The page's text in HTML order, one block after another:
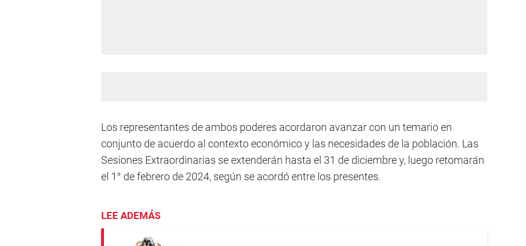
Los representantes de ambos poderes acordaron avanzar con un temario en
conjunto de acuerdo al contexto económico y las necesidades de la población. Las
Sesiones Extraordinarias se extenderán hasta el 31 de diciembre y, luego retomarán
el 1° de febrero de 2024, según se acordó entre los presentes.
LEE ADEMÁS